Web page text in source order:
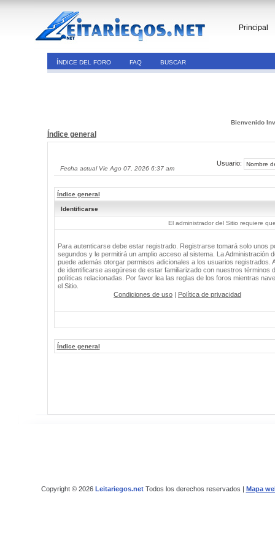
Principal
ÍNDICE DEL FORO FAQ BUSCAR
Bienvenido
Índice general
Fecha actual Vie Ago 07, 2026 6:37 am
Usuario:
Índice general
Identificarse
El administrador del Sitio requiere
Para autenticarse debe estar registrado. Registrarse tomará solo unos
segundos y le permitirá un amplio acceso al sistema. La Administración
puede además otorgar permisos adicionales a los usuarios registrados.
de identificarse asegúrese de estar familiarizado con nuestros términos
políticas relacionadas. Por favor lea las reglas de los foros mientras
el Sitio.
Condiciones de uso | Política de privacidad
Índice general
Copyright © 2026 Leitariegos.netTodos los derechos reservados | Mapa